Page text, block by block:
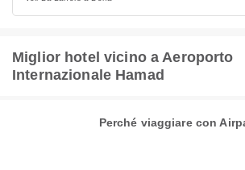
Miglior hotel vicino a Aeroporto
Internazionale Hamad
Perché viaggiare con